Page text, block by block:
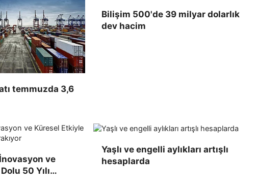
temmuzda 3,6
Bilişim 500'de 39 milyar dolarlık
dev hacim
ve
50 Yılı
Yaşlı ve engelli aylıkları artışlı
hesaplarda